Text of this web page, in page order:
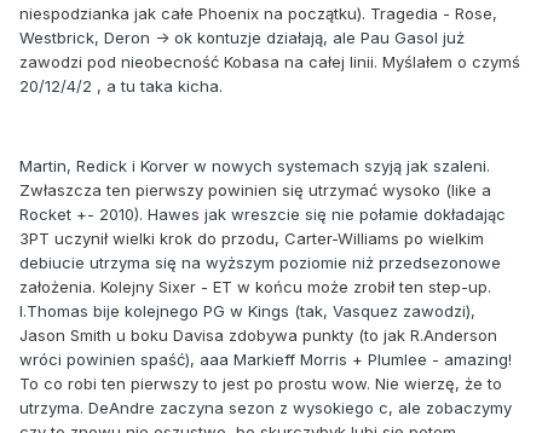
niespodzianka jak całe Phoenix na początku). Tragedia - Rose,
Westbrick, Deron -> ok kontuzje działają, ale Pau Gasol już
zawodzi pod nieobecność Kobasa na całej linii. Myślałem o czymś
20/12/4/2 , a tu taka kicha.
Martin, Redick i Korver w nowych systemach szyją jak szaleni.
Zwłaszcza ten pierwszy powinien się utrzymać wysoko (like a
Rocket +- 2010). Hawes jak wreszcie się nie połamie dokładając
3PT uczynił wielki krok do przodu, Carter-Williams po wielkim
debiucie utrzyma się na wyższym poziomie niż przedsezonowe
założenia. Kolejny Sixer - ET w końcu może zrobił ten step-up.
I.Thomas bije kolejnego PG w Kings (tak, Vasquez zawodzi),
Jason Smith u boku Davisa zdobywa punkty (to jak R.Anderson
wróci powinien spaść), aaa Markieff Morris + Plumlee - amazing!
To co robi ten pierwszy to jest po prostu wow. Nie wierzę, że to
utrzyma. DeAndre zaczyna sezon z wysokiego c, ale zobaczymy